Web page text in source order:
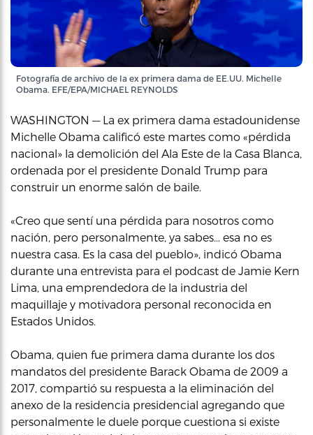
Fotografía de archivo de la ex primera dama de EE.UU. Michelle
Obama. EFE/EPA/MICHAEL REYNOLDS
WASHINGTON — La ex primera dama estadounidense
Michelle Obama calificó este martes como «pérdida
nacional» la demolición del Ala Este de la Casa Blanca,
ordenada por el presidente Donald Trump para
construir un enorme salón de baile.
«Creo que sentí una pérdida para nosotros como
nación, pero personalmente, ya sabes… esa no es
nuestra casa. Es la casa del pueblo», indicó Obama
durante una entrevista para el podcast de Jamie Kern
Lima, una emprendedora de la industria del
maquillaje y motivadora personal reconocida en
Estados Unidos.
Obama, quien fue primera dama durante los dos
mandatos del presidente Barack Obama de 2009 a
2017, compartió su respuesta a la eliminación del
anexo de la residencia presidencial agregando que
personalmente le duele porque cuestiona si existe